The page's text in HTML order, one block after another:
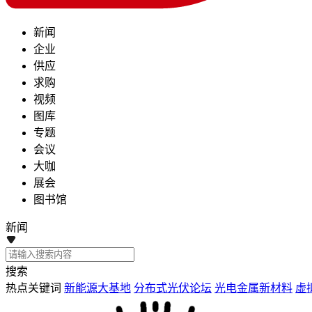
新闻
企业
供应
求购
视频
图库
专题
会议
大咖
展会
图书馆
新闻
搜索
热点关键词 新能源大基地 分布式光伏论坛 光电金属新材料 虚